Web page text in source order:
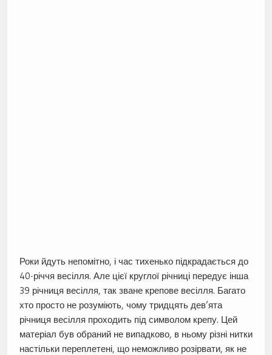
Роки йдуть непомітно, і час тихенько підкрадається до
40-річчя весілля. Але цієї круглої річниці передує інша
39 річниця весілля, так зване крепове весілля. Багато
хто просто не розуміють, чому тридцять дев’ята
річниця весілля проходить під символом крепу. Цей
матеріал був обраний не випадково, в ньому різні нитки
настільки переплетені, що неможливо розірвати, як не